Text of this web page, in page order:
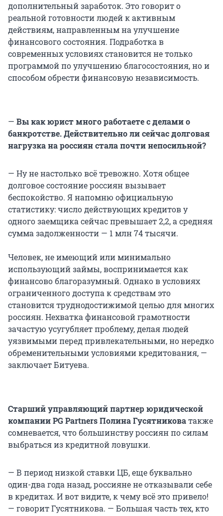
дополнительный заработок. Это говорит о
реальной готовности людей к активным
действиям, направленным на улучшение
финансового состояния. Подработка в
современных условиях становится не только
программой по улучшению благосостояния, но и
способом обрести финансовую независимость.
— Вы как юрист много работаете с делами о
банкротстве. Действительно ли сейчас долговая
нагрузка на россиян стала почти непосильной?
— Ну не настолько всё тревожно. Хотя общее
долговое состояние россиян вызывает
беспокойство. Я напомню официальную
статистику: число действующих кредитов у
одного заемщика сейчас превышает 2,2, а средняя
сумма задолженности — 1 млн 74 тысячи.
Человек, не имеющий или минимально
использующий займы, воспринимается как
финансово благоразумный. Однако в условиях
ограниченного доступа к средствам это
становится труднодостижимой целью для многих
россиян. Нехватка финансовой грамотности
зачастую усугубляет проблему, делая людей
уязвимыми перед привлекательными, но нередко
обременительными условиями кредитования, —
заключает Битуева.
Старший управляющий партнер юридической
компании PG Partners Полина Гусятниковатакже
сомневается, что большинству россиян по силам
выбраться из кредитной ловушки.
— В период низкой ставки ЦБ, еще буквально
один-два года назад, россияне не отказывали себе
в кредитах. И вот видите, к чему всё это привело!
— говорит Гусятникова. — Большая часть тех, кто